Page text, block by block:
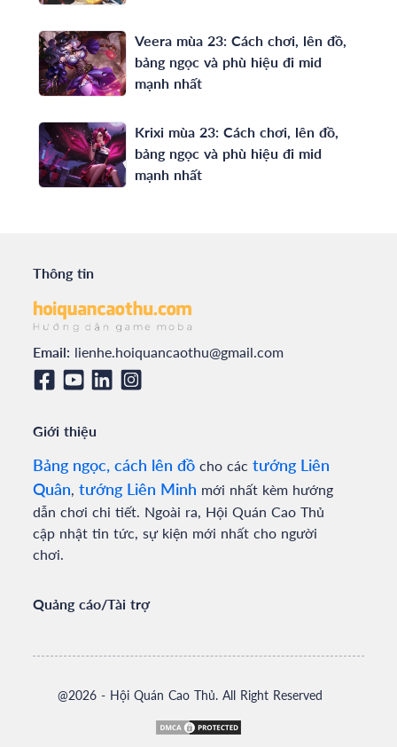
Veera mùa 23: Cách chơi, lên đồ,
bảng ngọc và phù hiệu đi mid
mạnh nhất
Krixi mùa 23: Cách chơi, lên đồ,
bảng ngọc và phù hiệu đi mid
mạnh nhất
Thông tin
Email: lienhe.hoiquancaothu@gmail.com
Giới thiệu
Bảng ngọc, cách lên đồ cho các tướng Liên
Quân tướng Liên Minh mới nhất kèm hướng
dẫn chơi chi tiết. Ngoài ra, Hội Quán Cao Thủ
cập nhật tin tức, sự kiện mới nhất cho người
chơi.
Quảng cáo/Tài trợ
@2026- Hội Quán Cao Thủ. All Right Reserved